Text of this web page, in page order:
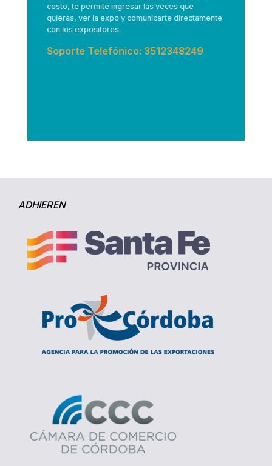
costo, te permite ingresar las veces que
quieras, ver la expo y comunicarte directamente
con los expositores.
Soporte Telefónico: 3512348249
ADHIEREN